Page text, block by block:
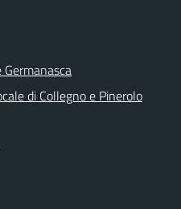
di Collegno e Pinerolo